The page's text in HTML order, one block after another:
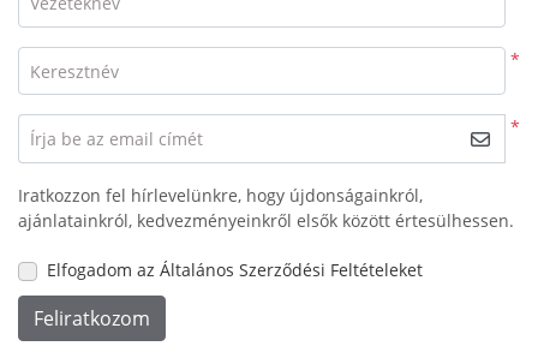
*
Keresztnév
*
Írja be az email címét
Iratkozzon fel hírlevelünkre, hogy újdonságainkról,
ajánlatainkról, kedvezményeinkről elsők között értesülhessen.
Elfogadom az Általános Szerződési Feltételeket
Feliratkozom